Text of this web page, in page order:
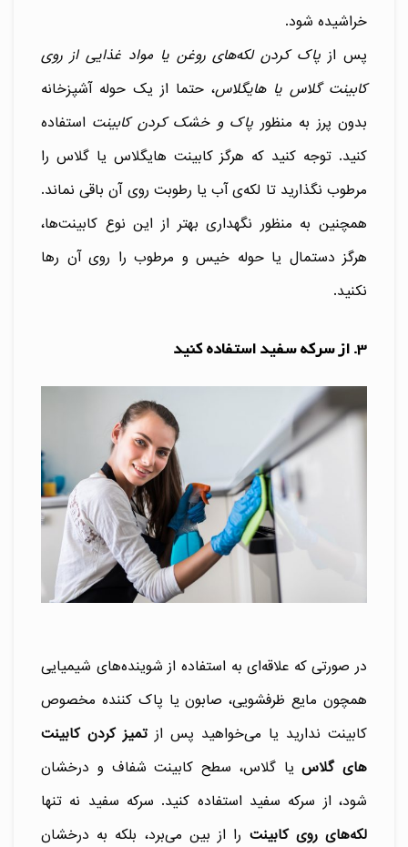
خراشیده شود.
پس از پاک کردن لکه‌های روغن یا مواد غذایی از روی
کابینت گلاس یا هایگلاس، حتما از یک حوله آشپزخانه
بدون پرز به منظور پاک و خشک کردن کابینت استفاده
کنید. توجه کنید که هرگز کابینت هایگلاس یا گلاس را
مرطوب نگذارید تا لکه‌ی آب یا رطوبت روی آن باقی نماند.
همچنین به منظور نگهداری بهتر از این نوع کابینت‌ها،
هرگز دستمال یا حوله خیس و مرطوب را روی آن رها
نکنید.
3. از سرکه سفید استفاده کنید
در صورتی که علاقه‌ای به استفاده از شوینده‌های شیمیایی
همچون مایع ظرفشویی، صابون یا پاک کننده مخصوص
کابینت ندارید یا می‌خواهید پس از تمیز کردن کابینت
های گلاسیا گلاس، سطح کابینت شفاف و درخشان
شود، از سرکه سفید استفاده کنید. سرکه سفید نه تنها
لکه‌های روی کابینت را از بین می‌برد، بلکه به درخشان